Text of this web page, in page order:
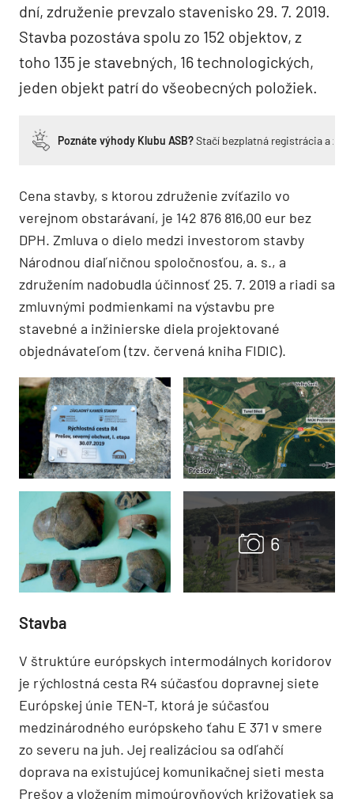
dní, združenie prevzalo stavenisko 29. 7. 2019.
Stavba pozostáva spolu zo 152 objektov, z
toho 135 je stavebných, 16 technologických,
jeden objekt patrí do všeobecných položiek.
Poznáte výhody Klubu ASB?Stačí bezplatná registrácia a
Cena stavby, s ktorou združenie zvíťazilo vo
verejnom obstarávaní, je 142 876 816,00 eur bez
DPH. Zmluva o dielo medzi investorom stavby
Národnou diaľničnou spoločnosťou, a. s., a
združením nadobudla účinnosť 25. 7. 2019 a riadi sa
zmluvnými podmienkami na výstavbu pre
stavebné a inžinierske diela projektované
objednávateľom (tzv. červená kniha FIDIC).
Stavba
V štruktúre európskych intermodálnych koridorov
je rýchlostná cesta R4 súčasťou dopravnej siete
Európskej únie TEN-T, ktorá je súčasťou
medzinárodného európskeho ťahu E 371 v smere
zo severu na juh. Jej realizáciou sa odľahčí
doprava na existujúcej komunikačnej sieti mesta
Prešov a vložením mimoúrovňových križovatiek sa